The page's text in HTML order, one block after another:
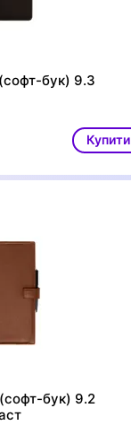
бук) 9.3
Купити
бук) 9.2